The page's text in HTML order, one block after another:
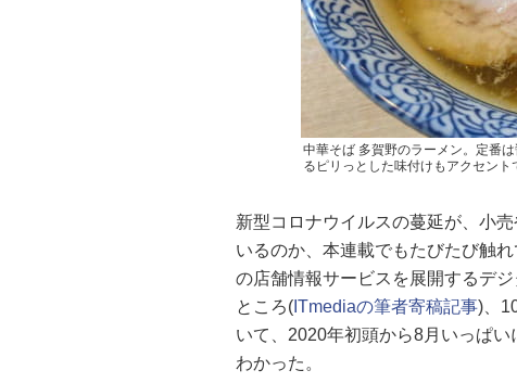
中華そば 多賀野のラーメン。定番
るピリっとした味付けもアクセント
新型コロナウイルスの蔓延が、小
いるのか、本連載でもたびたび触
の店舗情報サービスを展開するデ
ところ( ITmediaの筆者寄稿記事)、
いて、2020年初頭から8月いっぱ
わかった。